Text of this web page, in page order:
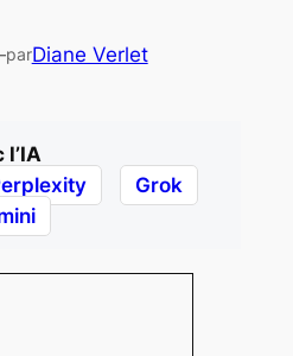
parDiane Verlet
l’IA
Grok